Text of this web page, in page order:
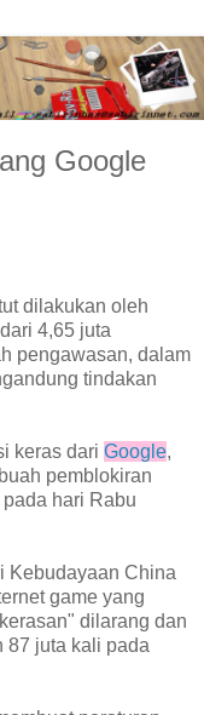
Google
dilakukan oleh
4,65 juta
pengawasan, dalam
tindakan
keras dari Google,
pemblokiran
hari Rabu
Kebudayaan China
game yang
dilarang dan
87 juta kali pada